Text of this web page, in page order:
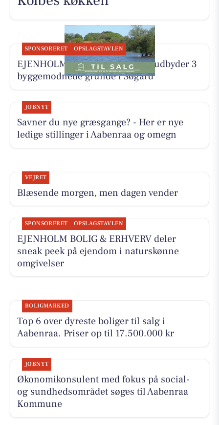
SPONSORERET OPSLAGSTAVLEN
EJENHOLM BOLIG & ERHVERV udbyder 3
byggemodnede grunde i Søgård
JOBNYT
Savner du nye græsgange? - Her er nye
ledige stillinger i Aabenraa og omegn
VEJRET
Blæsende morgen, men dagen vender
SPONSORERET OPSLAGSTAVLEN
EJENHOLM BOLIG & ERHVERV deler
sneak peek på ejendom i naturskønne
omgivelser
BOLIGMARKED
Top 6 over dyreste boliger til salg i
Aabenraa. Priser op til 17.500.000 kr
JOBNYT
Økonomikonsulent med fokus på social-
og sundhedsområdet søges til Aabenraa
Kommune